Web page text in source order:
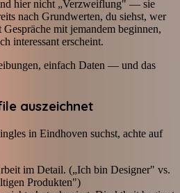
hier nicht „Verzweiflung" — sie
nach Grundwerten, du siehst, wer
mit jemandem beginnen,
interessant erscheint.
einfach Daten — und das
auszeichnet
in Eindhoven suchst, achte auf
im Detail. („Ich bin Designer" vs.
Produkten")